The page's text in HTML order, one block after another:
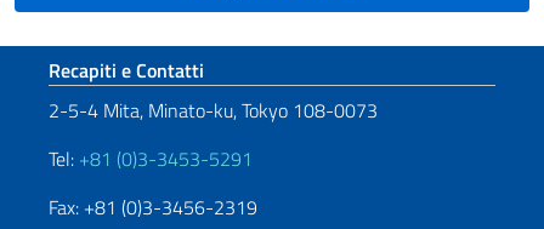
Sezione footer
Recapiti e Contatti
2-5-4 Mita, Minato-ku, Tokyo 108-0073
Tel: +81 (0)3-3453-5291
Fax: +81 (0)3-3456-2319